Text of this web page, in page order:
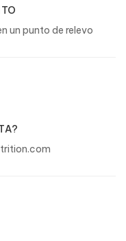
un punto de relevo